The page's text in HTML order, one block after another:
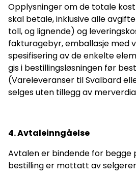
Opplysninger om de totale
skal betale, inklusive alle
toll, og lignende) og
fakturagebyr, emballasje med
spesifisering av de enkelte
gis i bestillingsløsningen før
(Vareleveranser til Svalbard
selges uten tillegg av
4. Avtaleinngåelse
Avtalen er bindende for
bestilling er mottatt av